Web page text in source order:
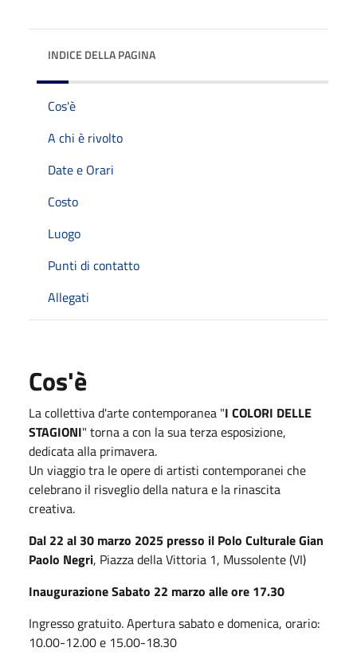
INDICE DELLA PAGINA
Cos'è
A chi è rivolto
Date e Orari
Costo
Luogo
Punti di contatto
Allegati
Cos'è
La collettiva d'arte contemporanea "I COLORI DELLE
STAGIONI" torna a con la sua terza esposizione,
dedicata alla primavera.
Un viaggio tra le opere di artisti contemporanei che
celebrano il risveglio della natura e la rinascita
creativa.
Dal 22 al 30 marzo 2025 presso il Polo Culturale Gian
Paolo Negri, Piazza della Vittoria 1, Mussolente (VI)
Inaugurazione Sabato 22 marzo alle ore 17.30
Ingresso gratuito. Apertura sabato e domenica, orario:
10.00-12.00 e 15.00-18.30